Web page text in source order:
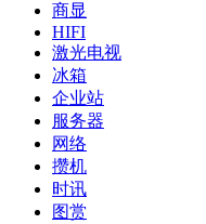
商显
HIFI
激光电视
冰箱
企业站
服务器
网络
攒机
时讯
图赏